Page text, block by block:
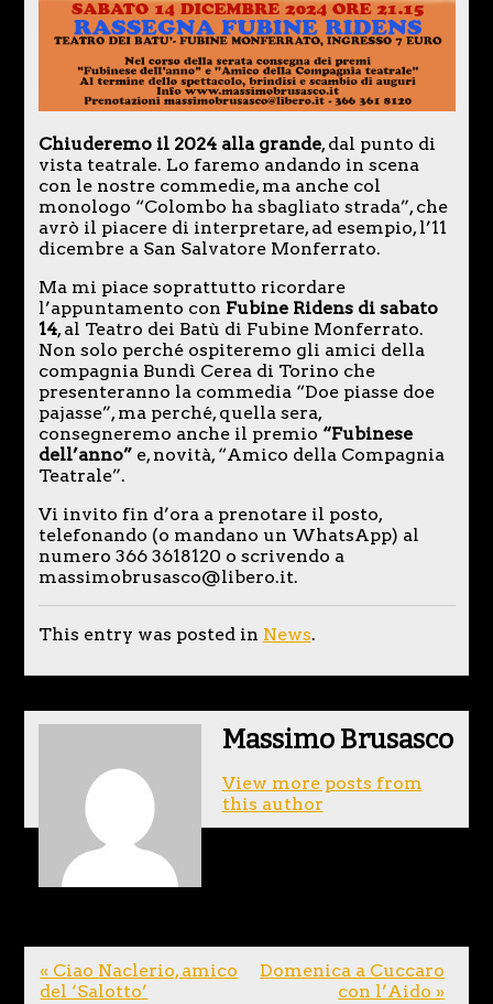
Chiuderemo il 2024 alla grande, dal punto di
vista teatrale. Lo faremo andando in scena
con le nostre commedie, ma anche col
monologo “Colombo ha sbagliato strada”, che
avrò il piacere di interpretare, ad esempio, l’11
dicembre a San Salvatore Monferrato.
Ma mi piace soprattutto ricordare
l’appuntamento con Fubine Ridens di sabato
14, al Teatro dei Batù di Fubine Monferrato.
Non solo perché ospiteremo gli amici della
compagnia Bundì Cerea di Torino che
presenteranno la commedia “Doe piasse doe
pajasse”, ma perché, quella sera,
consegneremo anche il premio “Fubinese
dell’anno” e, novità, “Amico della Compagnia
Teatrale”.
Vi invito fin d’ora a prenotare il posto,
telefonando (o mandano un WhatsApp) al
numero 366 3618120 o scrivendo a
massimobrusasco@libero.it.
This entry was posted in News.
Massimo Brusasco
View more posts from
this author
« Ciao Naclerio, amico
del ‘Salotto’
Domenica a Cuccaro
con l’Aido »